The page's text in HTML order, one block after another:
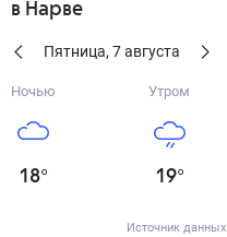
в Нарве
Пятница, 7августа
Ночью
18°
Утром
19°
Источник данных